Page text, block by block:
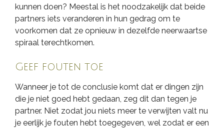
kunnen doen? Meestal is het noodzakelijk dat beide
partners iets veranderen in hun gedrag om te
voorkomen dat ze opnieuw in dezelfde neerwaartse
spiraal terechtkomen.
Geef fouten toe
Wanneer je tot de conclusie komt dat er dingen zijn
die je niet goed hebt gedaan, zeg dit dan tegen je
partner. Niet zodat jou niets meer te verwijten valt nu
je eerlijk je fouten hebt toegegeven, wel zodat er een